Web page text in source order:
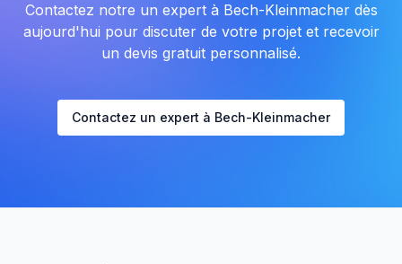
Contactez notre un expert à Bech-Kleinmacher dès
aujourd'hui pour discuter de votre projet et recevoir
un devis gratuit personnalisé.
Contactez un expert à Bech-Kleinmacher